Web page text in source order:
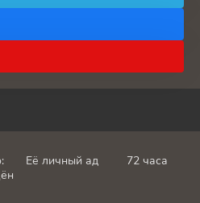
Её личный ад 72 часа